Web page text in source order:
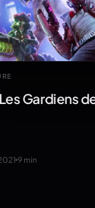
Gardiens
9 min